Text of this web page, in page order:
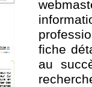
fiche
au